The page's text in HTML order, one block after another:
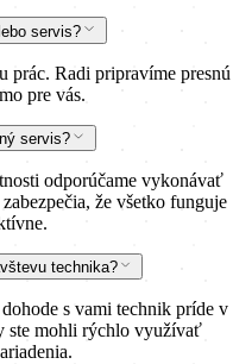
servis?
prác. Radi pripravíme presnú
pre vás.
servis?
odporúčame vykonávať
že všetko funguje
technika?
s vami technik príde v
ste mohli rýchlo využívať